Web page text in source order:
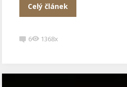
Celý článek
6 1368x